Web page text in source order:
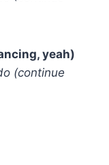
yeah)
(continue